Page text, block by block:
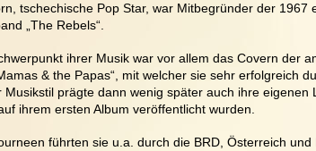
tschechische Pop Star, war Mitbegründer der 1967
„The Rebels“.
ihrer Musik war vor allem das Covern der
& the Papas“, mit welcher sie sehr erfolgreich
Musikstil prägte dann wenig später auch ihre eigenen
ihrem ersten Album veröffentlicht wurden.
führten sie u.a. durch die BRD, Österreich und